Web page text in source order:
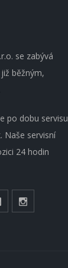
se zabývá
běžným,
po dobu servisu
Naše servisní
24 hodin